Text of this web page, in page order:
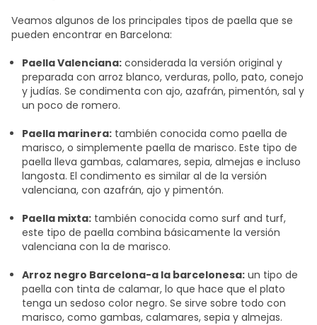
Veamos algunos de los principales tipos de paella que se
pueden encontrar en Barcelona:
Paella Valenciana: considerada la versión original y
preparada con arroz blanco, verduras, pollo, pato, conejo
y judías. Se condimenta con ajo, azafrán, pimentón, sal y
un poco de romero.
Paella marinera: también conocida como paella de
marisco, o simplemente paella de marisco. Este tipo de
paella lleva gambas, calamares, sepia, almejas e incluso
langosta. El condimento es similar al de la versión
valenciana, con azafrán, ajo y pimentón.
Paella mixta: también conocida como surf and turf,
este tipo de paella combina básicamente la versión
valenciana con la de marisco.
Arroz negro Barcelona-a la barcelonesa: un tipo de
paella con tinta de calamar, lo que hace que el plato
tenga un sedoso color negro. Se sirve sobre todo con
marisco, como gambas, calamares, sepia y almejas.